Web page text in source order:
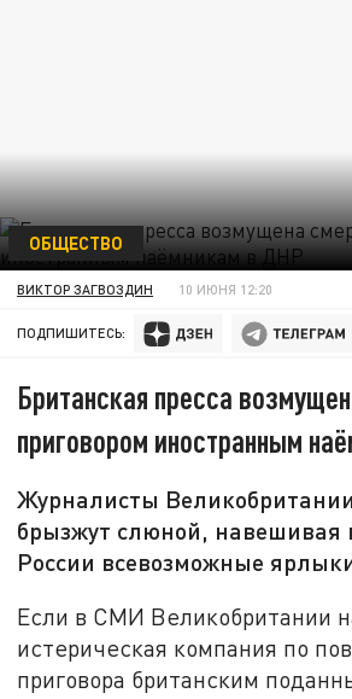
ОБЩЕСТВО
ВИКТОР ЗАГВОЗДИН 10 ИЮНЯ 12:20
ПОДПИШИТЕСЬ:
Британская пресса
приговором иностранным
Журналисты
брызжут слюной, навешивая
России всевозможные
Если в СМИ Великобритании
истерическая компания по
приговора британским